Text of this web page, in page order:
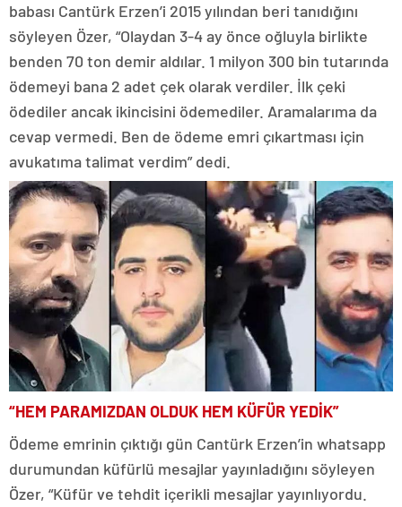
babası Cantürk Erzen’i 2015 yılından beri tanıdığını
söyleyen Özer, “Olaydan 3-4 ay önce oğluyla birlikte
benden 70 ton demir aldılar. 1 milyon 300 bin tutarında
ödemeyi bana 2 adet çek olarak verdiler. İlk çeki
ödediler ancak ikincisini ödemediler. Aramalarıma da
cevap vermedi. Ben de ödeme emri çıkartması için
avukatıma talimat verdim” dedi.
“HEM PARAMIZDAN OLDUK HEM KÜFÜR YEDİK”
Ödeme emrinin çıktığı gün Cantürk Erzen’in whatsapp
durumundan küfürlü mesajlar yayınladığını söyleyen
Özer, “Küfür ve tehdit içerikli mesajlar yayınlıyordu.